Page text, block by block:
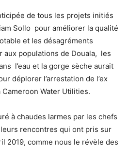
de tous les projets initiés
Sollo pour améliorer la qualité
et les désagréments
aux populations de Douala, les
l’eau et la gorge sèche aurait
déplorer l’arrestation de l’ex
Water Utilities.
à chaudes larmes par les chefs
leurs rencontres qui ont pris sur
2019, comme nous le révèle des